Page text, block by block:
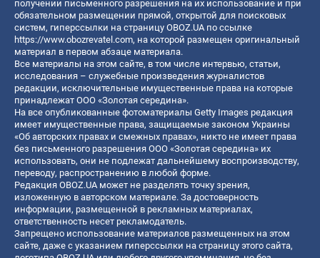
получении письменного разрешения на их использование и при
обязательном размещении прямой, открытой для поисковых
систем, гиперссылки на страницу OBOZ.UA по ссылке
https://www.obozrevatel.com, на которой размещен оригинальный
материал в первом абзаце материала.
Все материалы на этом сайте, в том числе интервью, статьи,
исследования – служебные произведения журналистов
редакции, исключительные имущественные права на которые
принадлежат ООО «Золотая середина».
На все опубликованные фотоматериалы Getty Images редакция
имеет имущественные права, защищаемые законом Украины
«Об авторских правах и смежных правах», никто не имеет права
без письменного разрешения ООО «Золотая середина» их
использовать, они не подлежат дальнейшему воспроизводству,
переводу, распространению в любой форме.
Редакция OBOZ.UA может не разделять точку зрения,
изложенную в авторском материале. За достоверность
информации, размещенной в рекламных материалах,
ответственность несет рекламодатель.
Запрещено использование материалов размещенных на этом
сайте, даже с указанием гиперссылки на страницу этого сайта,